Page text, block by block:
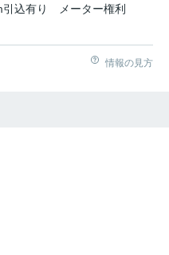
引込有り メーター権利
情報の見方